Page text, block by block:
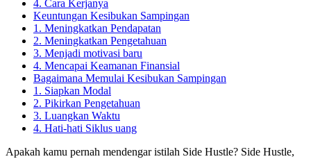
4. Cara Kerjanya
Keuntungan Kesibukan Sampingan
1. Meningkatkan Pendapatan
2. Meningkatkan Pengetahuan
3. Menjadi motivasi baru
4. Mencapai Keamanan Finansial
Bagaimana Memulai Kesibukan Sampingan
1. Siapkan Modal
2. Pikirkan Pengetahuan
3. Luangkan Waktu
4. Hati-hati Siklus uang
Apakah kamu pernah mendengar istilah Side Hustle? Side Hustle,